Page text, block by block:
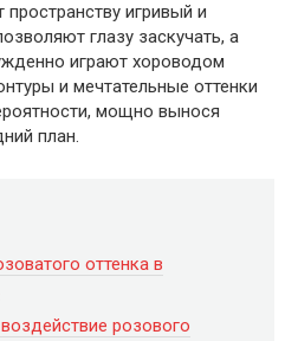
игривый и
глазу заскучать, а
играют хороводом
и мечтательные оттенки
мощно вынося
план.
оттенка в
розового